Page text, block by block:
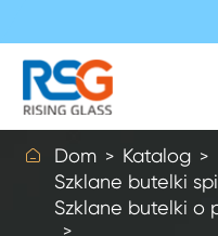
 Dom
Katalog
Szklane butelki
Szklane butelki o